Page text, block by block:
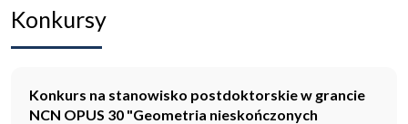
Konkursy
Konkurs na stanowisko postdoktorskie w grancie
NCN OPUS 30 "Geometria nieskończonych